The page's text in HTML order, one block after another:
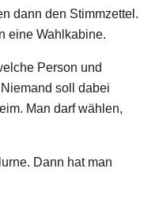
dann den Stimmzettel.
eine Wahlkabine.
Person und
soll dabei
Man darf wählen,
Dann hat man